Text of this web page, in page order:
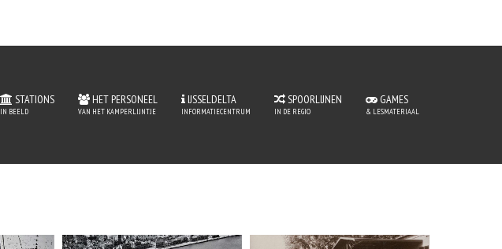
STATIONS
IN BEELD
HET PERSONEEL
VAN HET KAMPERLIJNTJE
IJSSELDELTA
INFORMATIECENTRUM
SPOORLIJNEN
IN DE REGIO
GAMES
& LESMATERIAAL